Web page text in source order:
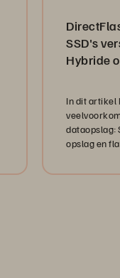
SSD's
Hybride
In dit artikel
dataopslag:
opslag en
veranderen.